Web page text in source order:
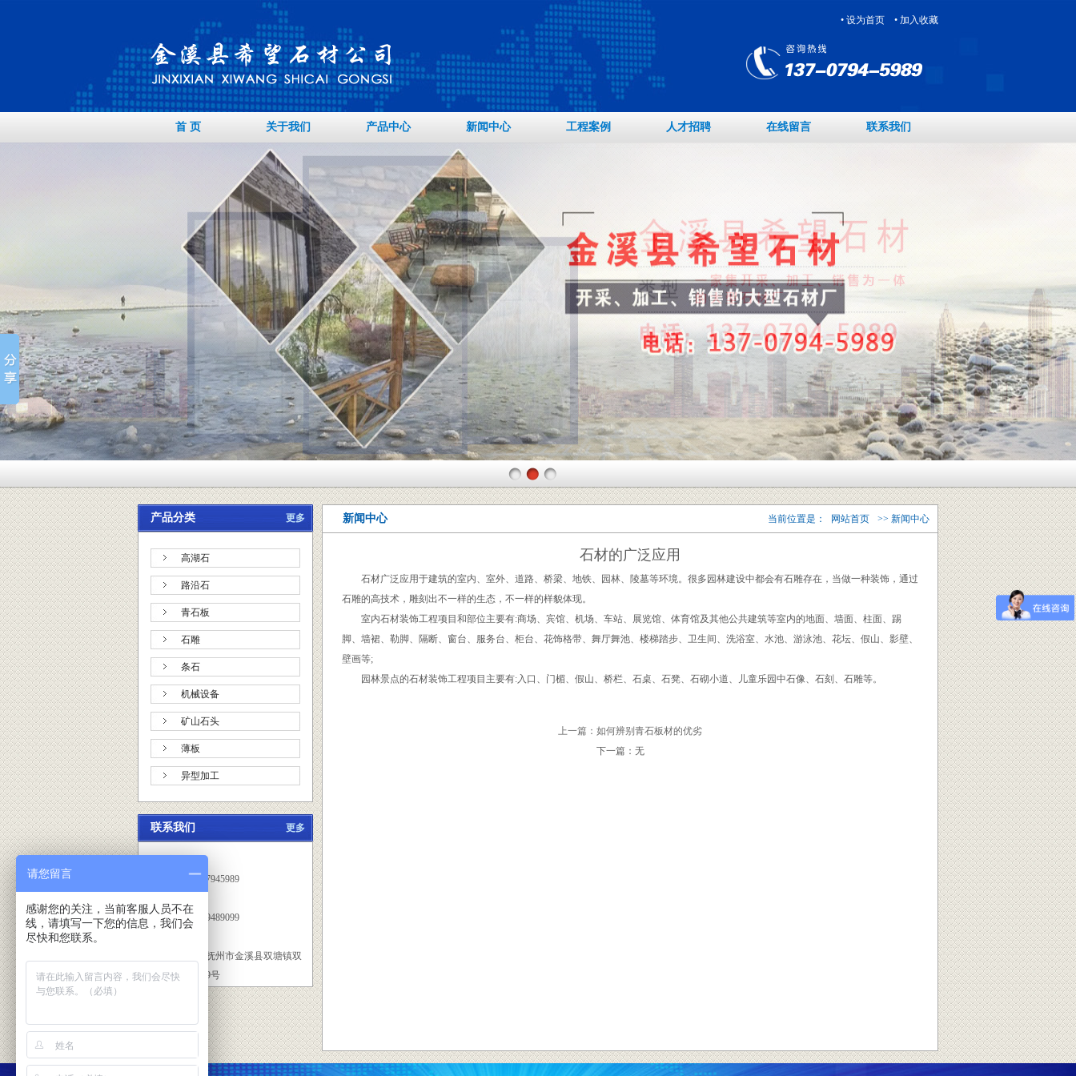
• 设为首页 • 加入收藏
首 页 关于我们 产品中心 新闻中心 工程案例 人才招聘 在线留言 联系我们
产品分类 更多
高湖石
路沿石
青石板
石雕
条石
机械设备
矿山石头
薄板
异型加工
联系我们 更多
曾星高：13707945989
张细根：15079489099
地址：江西省抚州市金溪县双塘镇双
塘村新积口899号
新闻中心 当前位置是： 网站首页 >> 新闻中心
石材的广泛应用
石材广泛应用于建筑的室内、室外、道路、桥梁、地铁、园林、陵墓等环境。很多园林建设中都会有石雕存在，当做一种装饰，通过
石雕的高技术，雕刻出不一样的生态，不一样的样貌体现。
室内石材装饰工程项目和部位主要有:商场、宾馆、机场、车站、展览馆、体育馆及其他公共建筑等室内的地面、墙面、柱面、踢
脚、墙裙、勒脚、隔断、窗台、服务台、柜台、花饰格带、舞厅舞池、楼梯踏步、卫生间、洗浴室、水池、游泳池、花坛、假山、影壁、
壁画等;
园林景点的石材装饰工程项目主要有:入口、门楣、假山、桥栏、石桌、石凳、石砌小道、儿童乐园中石像、石刻、石雕等。
上一篇：如何辨别青石板材的优劣
下一篇：无
请您留言
感谢您的关注，当前客服人员不在
线，请填写一下您的信息，我们会
尽快和您联系。